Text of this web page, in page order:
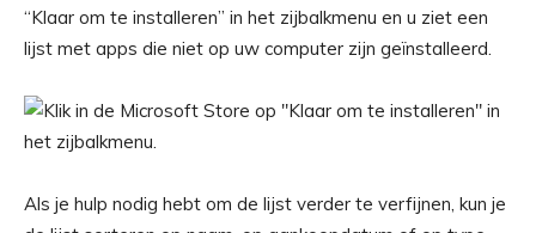
“Klaar om te installeren” in het zijbalkmenu en u ziet een
lijst met apps die niet op uw computer zijn geïnstalleerd.
Als je hulp nodig hebt om de lijst verder te verfijnen, kun je